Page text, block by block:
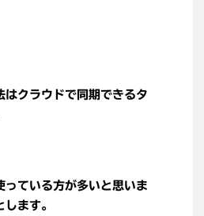
クラウドで同期できるタ
ている方が多いと思いま
ます。